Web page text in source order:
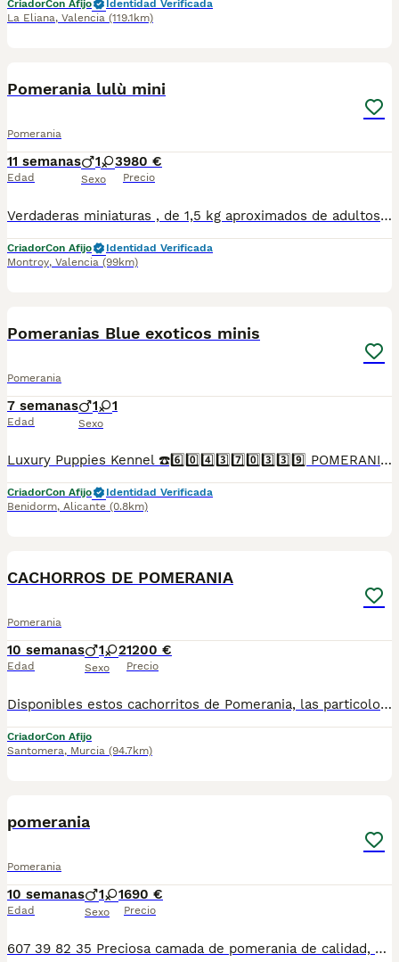
CriadorCon Afijo
Identidad Verificada
La Eliana, Valencia (119.1km)
Pomerania lulù mini
Pomerania
11 semanas
Edad
1 3
Sexo
980 €
Precio
Verdaderas miniaturas , de 1,5 kg aproximados de adultos . Esos perritos son un encanto y con un carácter maravilloso.
CriadorCon Afijo
Identidad Verificada
Montroy, Valencia (99km)
Pomeranias Blue exoticos minis
Pomerania
7 semanas
Edad
1 1
Sexo
Luxury Puppies Kennel ☎️6️⃣0️⃣4️⃣3️⃣7️⃣0️⃣3️⃣3️⃣9️⃣ POMERANIA PURA RAZA OJOS AZULES EXOTICOS EXCLUSIVOS Somos centro canino y asesores caninos .PROFESIONALES 🤝. Todos nuestros cachorros se entregan con contrato y garantías . Luxury Puppies Kennel: Todos nuestros cachorros se entregan con contrato y previa reserva , siempre con garantías víricas y congenitas . Se entregan revisado veterinario * Contrato ,garantías víricas y congénitas 📝 * Cartilla sanitaria 🪪 * Vacunas al día .💉 * Revisión veterinaria 📋 *Informe previo a la entrega por el veterinario y exploración completa de tu cachorro ⛑️ que incluye : ✓collar cachorro 🐕 ✓ correa cachorro .🐕 ✓ juguete cachorro 🐕 correa y collar y jueguete ✓ pasaporte a nombre del nuevo propietario.📘 ✓ chip identificativo. 🏷️ ✓ Bolsa de pienso Tenemos también otras razas .Lulú pomerania ,bichón maltés coreano ,yorshire terrier ,chihuahua,caniches toy y enanos maltipoo apricot . Te buscamos tú cachorro por encargo .Haz tú reserva Pide tu cita📩 en el 604370339 Y dejanos tu contacto ☎️precios desde...Luxury Puppies Kennel ☎️6️⃣0️⃣4️⃣3️⃣7️⃣0️⃣3️⃣3️⃣9️⃣ Somos centro canino y asesores caninos .PROFESIONALES 🤝. Todos nuestros cachorros se entregan con contrato y garantías . Luxury Puppies Kennel: Todos nuestros cachorros se entregan con contrato y previa reserva , siempre con garantías víricas y congenitas . Se entregan revisado veterinario * Contrato ,garantías víricas y congénitas 📝 * Cartilla sanitaria 🪪 * Vacunas al día .💉 * Revisión veterinaria 📋 *Informe previo a la entrega por el veterinario y exploración completa de tu cachorro ⛑️ que incluye : ✓collar cachorro 🐕 ✓ correa cachorro .🐕 ✓ juguete cachorro 🐕 correa y collar y jueguete ✓ pasaporte a nombre del nuevo propietario.📘 ✓ chip identificativo. 🏷️ ✓ Bolsa de pienso Tenemos también otras razas .Lulú pomerania ,bichón maltés coreano ,yorshire terrier ,chihuahua,caniches toy y enanos maltipoo apricot . Te buscamos tú cachorro por encargo .Haz tú reserva Pide tu cita📩 en el 604370339 Y dejanos tu contacto ☎️precios desde...
CriadorCon Afijo
Identidad Verificada
Benidorm, Alicante (0.8km)
CACHORROS DE POMERANIA
Pomerania
10 semanas
Edad
1 2
Sexo
1200 €
Precio
Disponibles estos cachorritos de Pomerania, las particolor son hembras y el de color sable es un macho son unas bolitas adorables si quieres más información sobre ellos contacta con nosotros
CriadorCon Afijo
Santomera, Murcia (94.7km)
pomerania
Pomerania
10 semanas
Edad
1 1
Sexo
690 €
Precio
607 39 82 35 Preciosa camada de pomerania de calidad, diferentes colores con diferentes precios, se entregan con minimo de dos meses y medio de edad y sus vacunas correspondientes, desparasitados interna y externamente, pasaporte y microchip, contrato de garantia de salud. preferiblemente recogida en mano pero también podemos entregar en toda España mediante transporte de alta calidad preparado para animales y con chofer particular con posibilidad de pago contra reembolso Llámanos o háblanos por whats app, Teléfono 607398235